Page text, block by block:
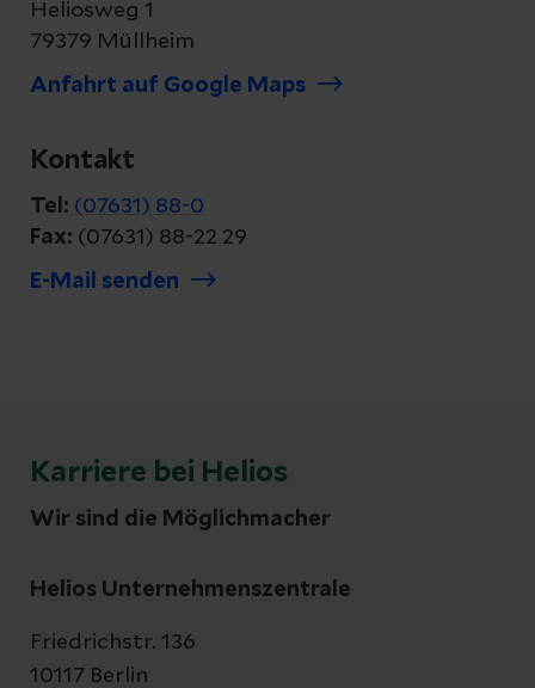
Heliosweg 1
79379 Müllheim
Anfahrt auf Google Maps
Kontakt
Tel: (07631) 88-0
Fax: (07631) 88-22 29
E-Mail senden
Karriere bei Helios
Wir sind die Möglichmacher
Helios Unternehmenszentrale
Friedrichstr. 136
10117 Berlin